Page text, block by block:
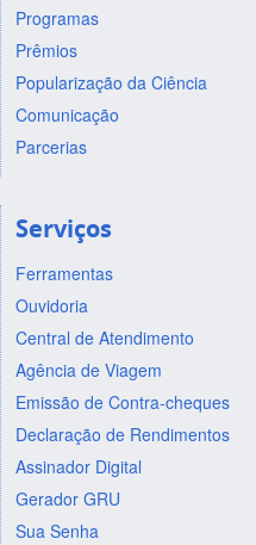
Programas
Prêmios
Popularização da Ciência
Comunicação
Parcerias
Serviços
Ferramentas
Ouvidoria
Central de Atendimento
Agência de Viagem
Emissão de Contra-cheques
Declaração de Rendimentos
Assinador Digital
Gerador GRU
Sua Senha